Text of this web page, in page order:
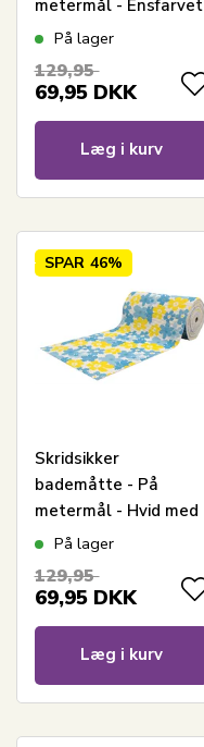
metermål - Ensfarvet
sort - 65 cm bred -
til vådrum
På lager
129,95
69,95 DKK
Læg i kurv
SPAR 46%
Skridsikker
bademåtte - På
metermål - Hvid med
blomster - 65 cm bred
til vådrum
På lager
129,95
69,95 DKK
Læg i kurv